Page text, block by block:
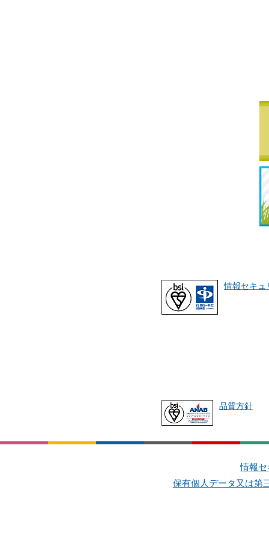
情報セキュ
品質方針
情報
保有個人データ又は第